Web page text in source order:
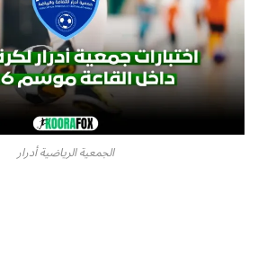
الجمعية الرياضية أدرار